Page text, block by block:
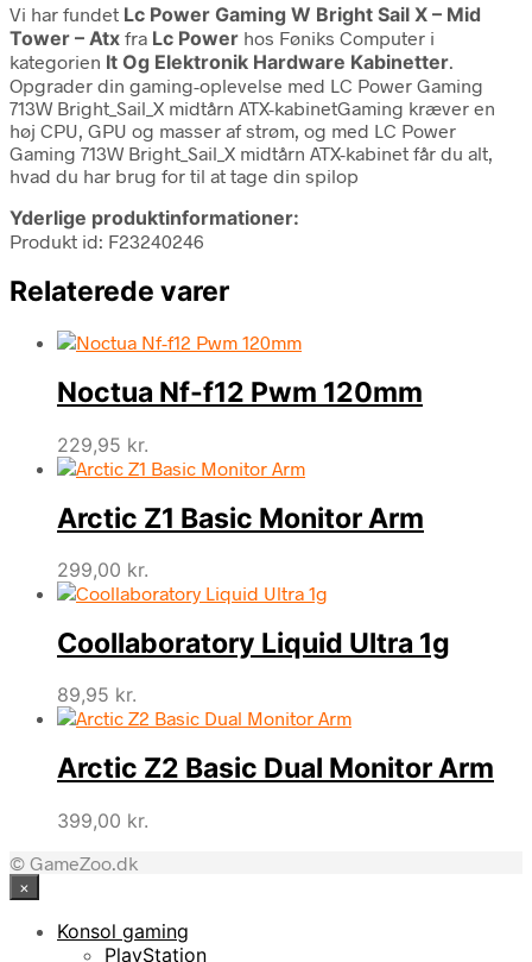
Vi har fundet Lc Power Gaming W Bright Sail X – Mid
Tower – Atx fra Lc Power hos Føniks Computer i
kategorien It Og Elektronik Hardware Kabinetter.
Opgrader din gaming-oplevelse med LC Power Gaming
713W Bright_Sail_X midtårn ATX-kabinetGaming kræver en
høj CPU, GPU og masser af strøm, og med LC Power
Gaming 713W Bright_Sail_X midtårn ATX-kabinet får du alt,
hvad du har brug for til at tage din spilop
Yderlige produktinformationer:
Produkt id: F23240246
Relaterede varer
Noctua Nf-f12 Pwm 120mm
229,95 kr.
Arctic Z1 Basic Monitor Arm
299,00 kr.
Coollaboratory Liquid Ultra 1g
89,95 kr.
Arctic Z2 Basic Dual Monitor Arm
399,00 kr.
© GameZoo.dk
×
Konsol gaming
PlayStation